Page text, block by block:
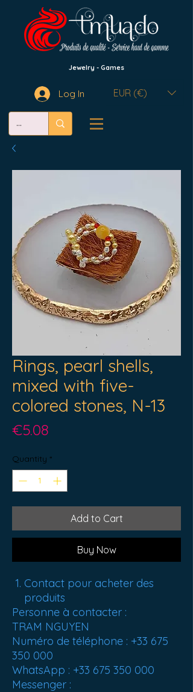
Jewelry - Games
Log In EUR (€)
Rings, pearl shells,
mixed with five-
colored stones, N-13
€5.08
Quantity *
Add to Cart
Buy Now
Contact pour acheter des
produits
Personne à contacter :
TRAM NGUYEN
Numéro de téléphone : +33 675
350 000
WhatsApp : +33 675 350 000
Messenger :